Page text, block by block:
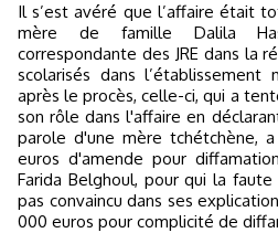
Il s’est avéré que l’affaire était
mère de famille Dalila
correspondante des JRE dans la
scolarisés dans
après le procès, celle-ci, qui a
son rôle dans l'affaire en
parole d'une mère tchétchène,
euros d'amende pour
Farida Belghoul, pour qui la
pas convaincu dans ses
000 euros pour complicité de